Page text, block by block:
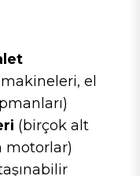
el
(birçok alt
motorlar)